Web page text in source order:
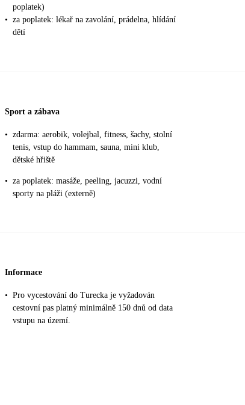
poplatek)
• za poplatek: lékař na zavolání, prádelna, hlídání
dětí
Sport a zábava
• zdarma: aerobik, volejbal, fitness, šachy, stolní
tenis, vstup do hammam, sauna, mini klub,
dětské hřiště
• za poplatek: masáže, peeling, jacuzzi, vodní
sporty na pláži (externě)
Informace
• Pro vycestování do Turecka je vyžadován
cestovní pas platný minimálně 150 dnů od data
vstupu na území.